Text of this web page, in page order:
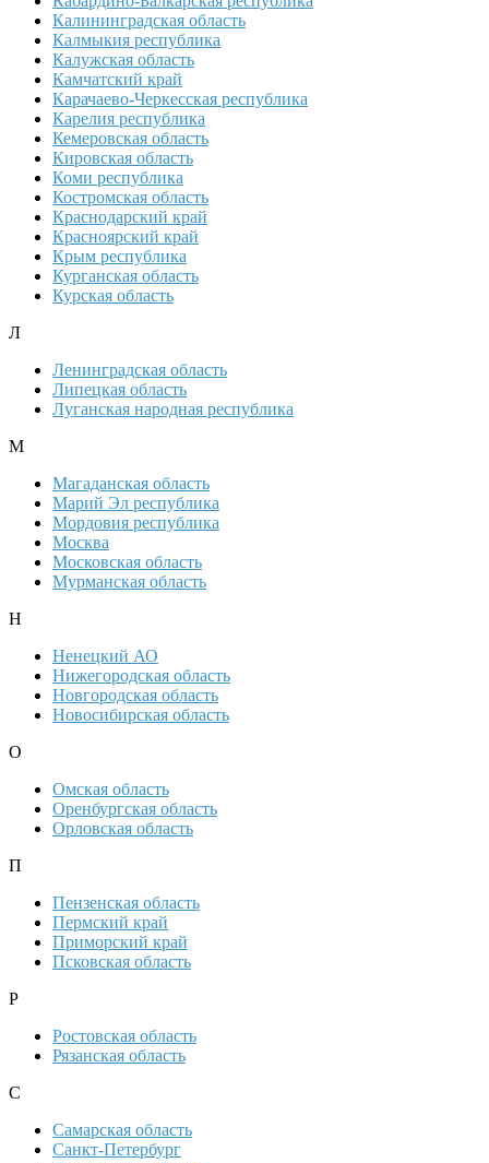
Калининградская область
Калмыкия республика
Калужская область
Камчатский край
Карачаево-Черкесская республика
Карелия республика
Кемеровская область
Кировская область
Коми республика
Костромская область
Краснодарский край
Красноярский край
Крым республика
Курганская область
Курская область
Л
Ленинградская область
Липецкая область
Луганская народная республика
М
Магаданская область
Марий Эл республика
Мордовия республика
Москва
Московская область
Мурманская область
Н
Ненецкий АО
Нижегородская область
Новгородская область
Новосибирская область
О
Омская область
Оренбургская область
Орловская область
П
Пензенская область
Пермский край
Приморский край
Псковская область
Р
Ростовская область
Рязанская область
С
Самарская область
Санкт-Петербург